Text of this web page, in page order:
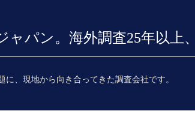
ャパン。海外調査25年以
、現地から向き合ってきた調査会社です。